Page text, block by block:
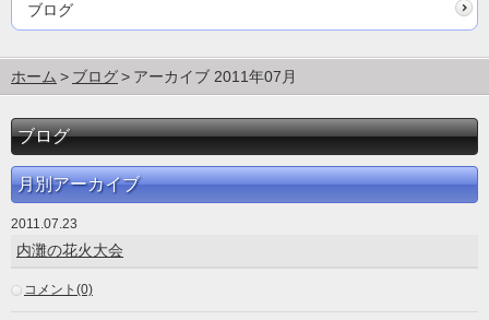
ブログ
ホーム ブログ アーカイブ 2011年07月
ブログ
月別アーカイブ
2011.07.23
内灘の花火大会
コメント(0)